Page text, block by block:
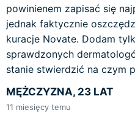
powinienem zapisać się
jednak faktycznie
kuracje Novate. Dodam
sprawdzonych
stanie stwierdzić na czym
MĘŻCZYZNA, 23 LAT
11 miesięcy temu